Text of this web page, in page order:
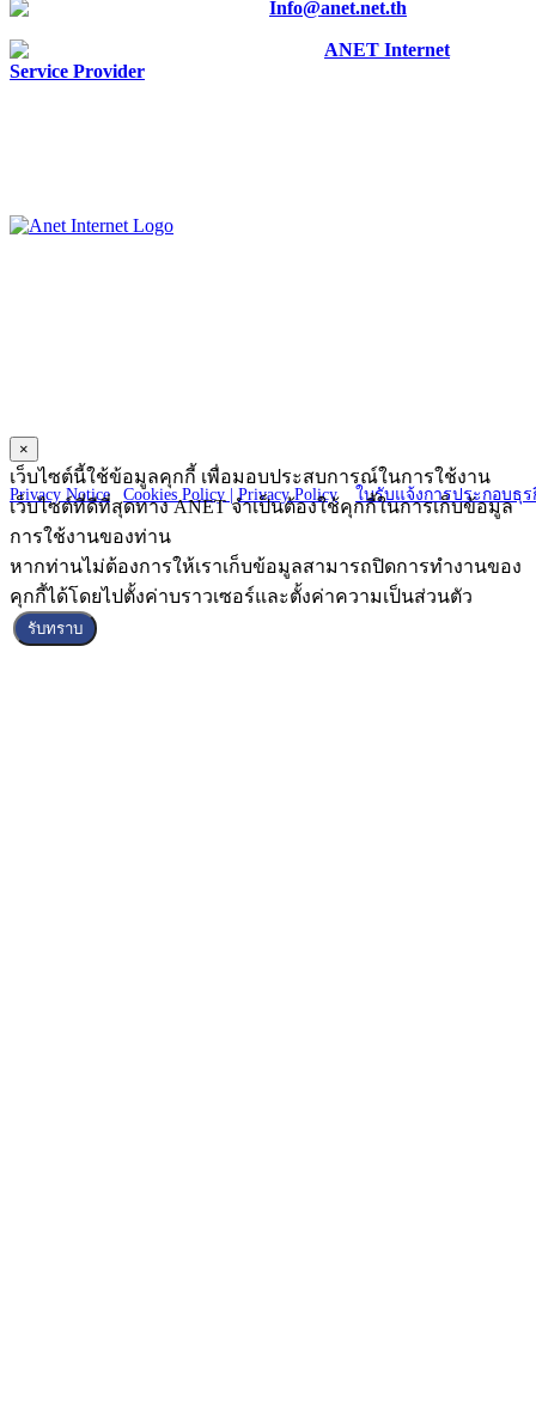
Info@anet.net.th
ANET Internet
Service Provider
Copyright © 2025 ANET CO., LTD. All Right reserved.
Privacy Notice
Cookies Policy | Privacy Policy| ใบรับแจ้งการประกอบธุ
×
เว็บไซต์นี้ใช้ข้อมูลคุกกี้ เพื่อมอบประสบการณ์ในการใช้งาน
เว็บไซต์ที่ดีที่สุดทาง ANET จำเป็นต้องใช้คุกกี้ในการเก็บข้อมูล
การใช้งานของท่าน
หากท่านไม่ต้องการให้เราเก็บข้อมูลสามารถปิดการทำงานของ
คุกกี้ได้โดยไปตั้งค่าบราวเซอร์และตั้งค่าความเป็นส่วนตัว
รับทราบ